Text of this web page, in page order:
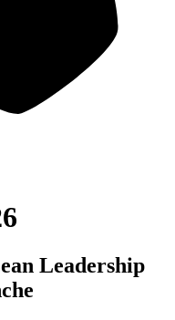
Leadership